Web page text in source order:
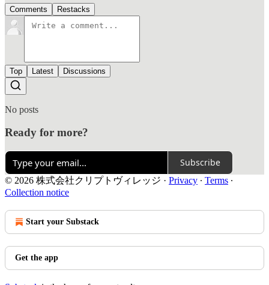
Comments Restacks
Top Latest Discussions
No posts
Ready for more?
Subscribe
© 2026 株式会社クリプトヴィレッジ · Privacy ∙ Terms ∙
Collection notice
Start your Substack
Get the app